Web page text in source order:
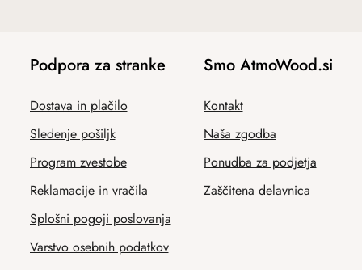
Podpora za stranke
Dostava in plačilo
Sledenje pošiljk
Program zvestobe
Reklamacije in vračila
Splošni pogoji poslovanja
Varstvo osebnih podatkov
Smo AtmoWood.si
Kontakt
Naša zgodba
Ponudba za podjetja
Zaščitena delavnica